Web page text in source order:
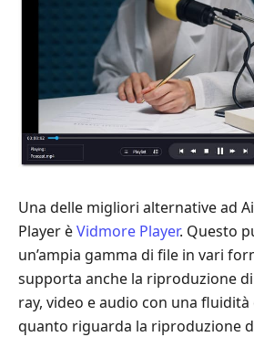
Una delle migliori alternative ad
Player èVidmore Player. Questo
un’ampia gamma di file in vari
supporta anche la riproduzione di
ray, video e audio con una fluidità
quanto riguarda la riproduzione